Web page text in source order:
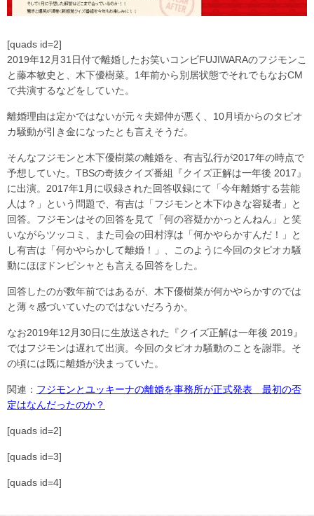
[quads id=2]
2019年12月31日付で離婚したお笑いコンビFUJIWARAのフジモンこ
と藤本敏史と、木下優樹菜。1年前から別居状態でそれでもなおCM
で共演するなどをしていた。
離婚理由は定かではないが元々夫婦仲が悪く、10月頃からのタピオ
カ騒動が引き金になったとも言えそうだ。
そんなフジモンと木下優樹菜の離婚を、有吉弘行が2017年の時点で
予想していた。TBSの奇抜クイズ番組『クイズ正解は一年後 2017』
に出演。2017年1月に収録された回答収録にて「今年離婚する芸能
人は？」という問題で、有吉は「フジモンと木下ゆきな容疑者」と
回答。フジモンはその回答を見て「何の容疑かかっとんねん」と笑
いながらツッコミ、また司会の田村淳は「何かやらかすんだ！」と
し有吉は「何かやらかして離婚！」、このように今回のタピオカ騒
動にほぼドンピシャとも言える回答をした。
回答したのが数年前ではあるが、木下優樹菜が何かやらかすのでは
と薄々感づいていたのではないだろうか。
なお2019年12月30日に生放送された『クイズ正解は一年後 2019』
ではフジモンは遅れて出演。今回のタピオカ騒動のことを謝罪。そ
の頃には既に離婚が決まっていた。
関連： フジモンとユッキーナの離婚を事務所が正式発表 最初の否
定はなんだったのか？
[quads id=2]
[quads id=3]
[quads id=4]